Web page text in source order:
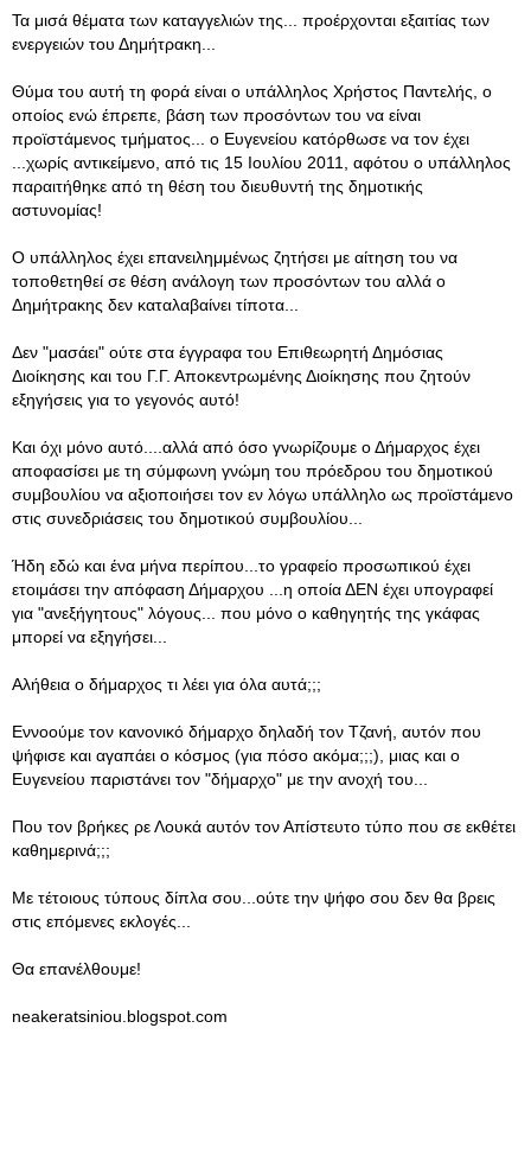
Τα μισά θέματα των καταγγελιών της... προέρχονται εξαιτίας των
ενεργειών του Δημήτρακη...
Θύμα του αυτή τη φορά είναι ο υπάλληλος Χρήστος Παντελής, ο
οποίος ενώ έπρεπε, βάση των προσόντων του να είναι
προϊστάμενος τμήματος... ο Ευγενείου κατόρθωσε να τον έχει
...χωρίς αντικείμενο, από τις 15 Ιουλίου 2011, αφότου ο υπάλληλος
παραιτήθηκε από τη θέση του διευθυντή της δημοτικής
αστυνομίας!
Ο υπάλληλος έχει επανειλημμένως ζητήσει με αίτηση του να
τοποθετηθεί σε θέση ανάλογη των προσόντων του αλλά ο
Δημήτρακης δεν καταλαβαίνει τίποτα...
Δεν "μασάει" ούτε στα έγγραφα του Επιθεωρητή Δημόσιας
Διοίκησης και του Γ.Γ. Αποκεντρωμένης Διοίκησης που ζητούν
εξηγήσεις για το γεγονός αυτό!
Και όχι μόνο αυτό....αλλά από όσο γνωρίζουμε ο Δήμαρχος έχει
αποφασίσει με τη σύμφωνη γνώμη του πρόεδρου του δημοτικού
συμβουλίου να αξιοποιήσει τον εν λόγω υπάλληλο ως προϊστάμενο
στις συνεδριάσεις του δημοτικού συμβουλίου...
Ήδη εδώ και ένα μήνα περίπου...το γραφείο προσωπικού έχει
ετοιμάσει την απόφαση Δήμαρχου ...η οποία ΔΕΝ έχει υπογραφεί
για "ανεξήγητους" λόγους... που μόνο ο καθηγητής της γκάφας
μπορεί να εξηγήσει...
Αλήθεια ο δήμαρχος τι λέει για όλα αυτά;;;
Εννοούμε τον κανονικό δήμαρχο δηλαδή τον Τζανή, αυτόν που
ψήφισε και αγαπάει ο κόσμος (για πόσο ακόμα;;;), μιας και ο
Ευγενείου παριστάνει τον "δήμαρχο" με την ανοχή του...
Που τον βρήκες ρε Λουκά αυτόν τον Απίστευτο τύπο που σε εκθέτει
καθημερινά;;;
Με τέτοιους τύπους δίπλα σου...ούτε την ψήφο σου δεν θα βρεις
στις επόμενες εκλογές...
Θα επανέλθουμε!
neakeratsiniou.blogspot.com